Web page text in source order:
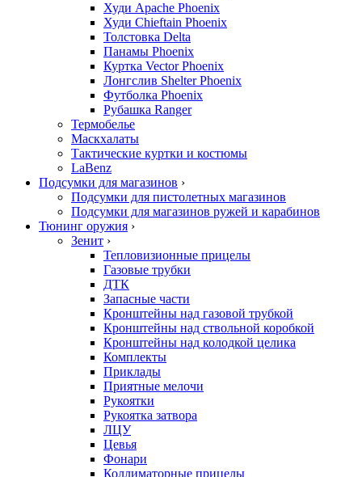
Худи Apache Phoenix
Худи Chieftain Phoenix
Толстовка Delta
Панамы Phoenix
Куртка Vector Phoenix
Лонгслив Shelter Phoenix
Футболка Phoenix
Рубашка Ranger
Термобелье
Маскхалаты
Тактические куртки и костюмы
LaBenz
Подсумки для магазинов ›
Подсумки для пистолетных магазинов
Подсумки для магазинов ружей и карабинов
Тюнинг оружия ›
Зенит ›
Тепловизионные прицелы
Газовые трубки
ДТК
Запасные части
Кронштейны над газовой трубкой
Кронштейны над ствольной коробкой
Кронштейны над колодкой целика
Комплекты
Приклады
Приятные мелочи
Рукоятки
Рукоятка затвора
ЛЦУ
Цевья
Фонари
Коллиматорные прицелы